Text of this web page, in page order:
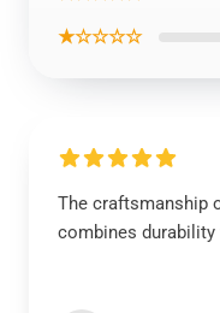
★☆☆☆☆
The craftsmanship
combines durability